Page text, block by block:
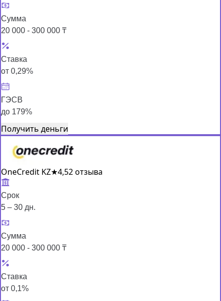
Сумма
20 000 - 300 000 ₸
Ставка
от 0,29%
ГЭСВ
до 179%
Получить деньги
OneCredit KZ★4,52 отзыва
Срок
5 – 30 дн.
Сумма
20 000 - 300 000 ₸
Ставка
от 0,1%